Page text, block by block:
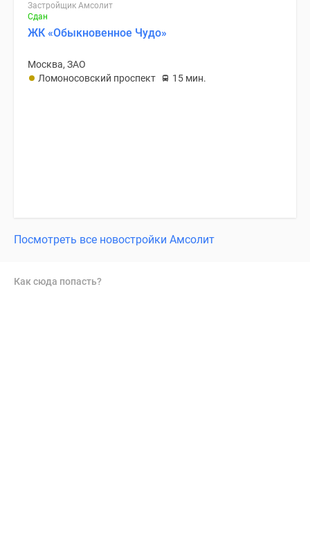
Застройщик Амсолит
Сдан
ЖК «Обыкновенное Чудо»
Москва, ЗАО
Ломоносовский проспект
15 мин.
Посмотреть все новостройки Амсолит
Как сюда попасть?